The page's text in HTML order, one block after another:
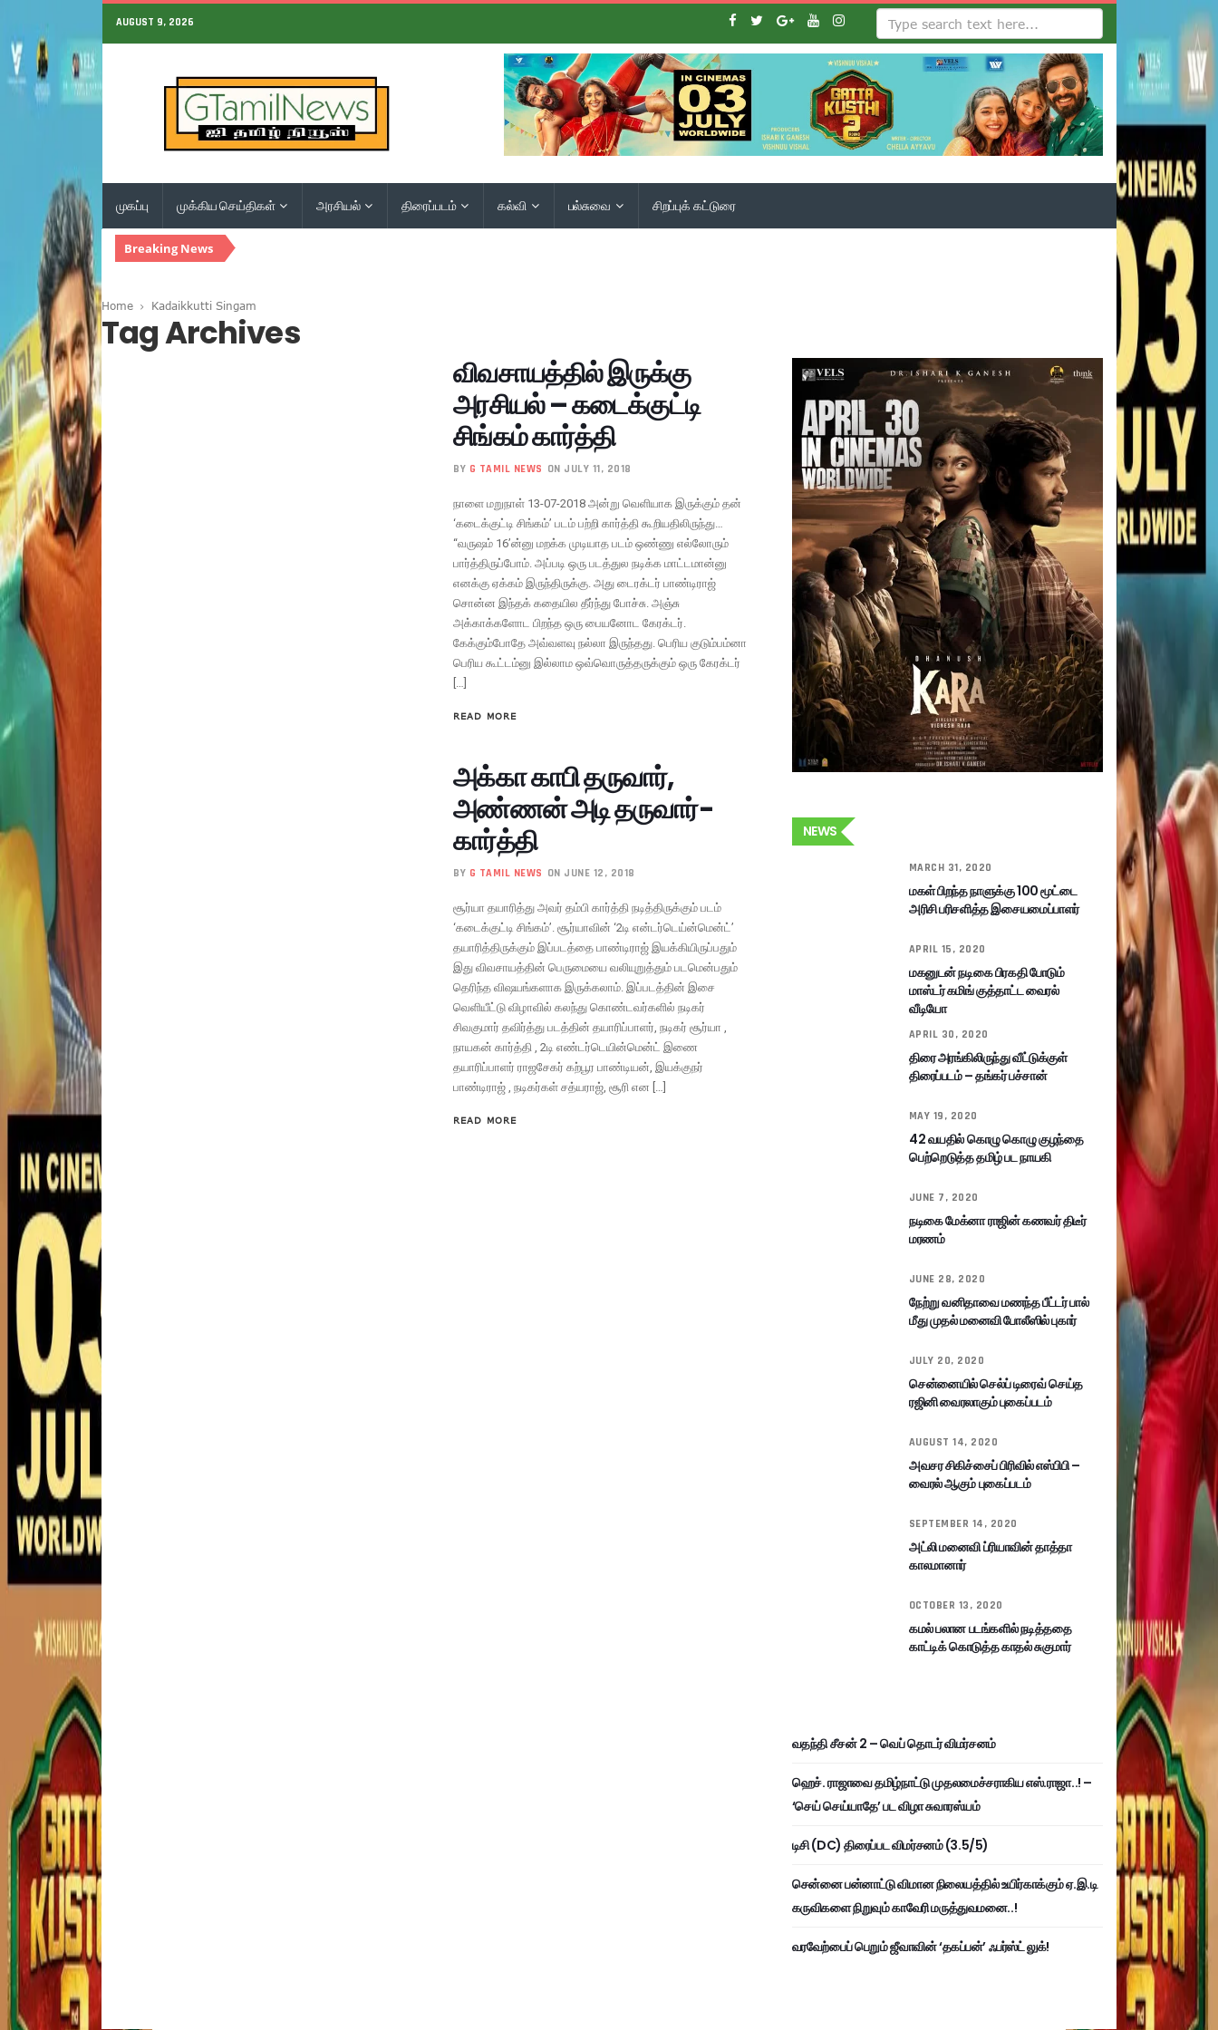
AUGUST 9, 2026
முகப்பு முக்கிய செய்திகள் அரசியல் திரைப்படம் கல்வி பல்சுவை சிறப்புக் கட்டுரை
Breaking News
Home Kadaikkutti Singam
Tag Archives
விவசாயத்தில் இருக்கு
அரசியல் – கடைக்குட்டி
சிங்கம் கார்த்தி
BY G TAMIL NEWS ON JULY 11, 2018
நாளை மறுநாள் 13-07-2018 அன்று வெளியாக இருக்கும் தன்
‘கடைக்குட்டி சிங்கம்’ படம் பற்றி கார்த்தி கூறியதிலிருந்து…
“வருஷம் 16’ன்னு மறக்க முடியாத படம் ஒண்ணு எல்லோரும்
பார்த்திருப்போம். அப்படி ஒரு படத்துல நடிக்க மாட்டமான்னு
எனக்கு ஏக்கம் இருந்திருக்கு. அது டைரக்டர் பாண்டிராஜ்
சொன்ன இந்தக் கதையில தீர்ந்து போச்சு. அஞ்சு
அக்காக்களோட பிறந்த ஒரு பையனோட கேரக்டர்.
கேக்கும்போதே அவ்வளவு நல்லா இருந்தது. பெரிய குடும்பம்னா
பெரிய கூட்டம்னு இல்லாம ஒவ்வொருத்தருக்கும் ஒரு கேரக்டர்
[…]
READ MORE
அக்கா காபி தருவார்,
அண்ணன் அடி தருவார்-
கார்த்தி
BY G TAMIL NEWS ON JUNE 12, 2018
சூர்யா தயாரித்து அவர் தம்பி கார்த்தி நடித்திருக்கும் படம்
‘கடைக்குட்டி சிங்கம்’. சூர்யாவின் ‘2டி என்டர்டெய்ன்மென்ட்’
தயாரித்திருக்கும் இப்படத்தை பாண்டிராஜ் இயக்கியிருப்பதும்
இது விவசாயத்தின் பெருமையை வலியுறுத்தும் படமென்பதும்
தெரிந்த விஷயங்களாக இருக்கலாம். இப்படத்தின் இசை
வெளியீட்டு விழாவில் கலந்து கொண்டவர்களில் நடிகர்
சிவகுமார் தவிர்த்து படத்தின் தயாரிப்பாளர், நடிகர் சூர்யா ,
நாயகன் கார்த்தி , 2டி எண்டர்டெயின்மென்ட் இணை
தயாரிப்பாளர் ராஜசேகர் கற்பூர பாண்டியன், இயக்குநர்
பாண்டிராஜ் , நடிகர்கள் சத்யராஜ், சூரி என […]
READ MORE
NEWS
MARCH 31, 2020
மகள் பிறந்த நாளுக்கு 100 மூட்டை
அரிசி பரிசளித்த இசையமைப்பாளர்
APRIL 15, 2020
மகனுடன் நடிகை பிரகதி போடும்
மாஸ்டர் கமிங் குத்தாட்ட வைரல்
வீடியோ
APRIL 30, 2020
திரை அரங்கிலிருந்து வீட்டுக்குள்
திரைப்படம் – தங்கர் பச்சான்
MAY 19, 2020
42 வயதில் கொழு கொழு குழந்தை
பெற்றெடுத்த தமிழ் பட நாயகி
JUNE 7, 2020
நடிகை மேக்னா ராஜின் கணவர் திடீர்
மரணம்
JUNE 28, 2020
நேற்று வனிதாவை மணந்த பீட்டர் பால்
மீது முதல் மனைவி போலீஸில் புகார்
JULY 20, 2020
சென்னையில் செல்ப் டிரைவ் செய்த
ரஜினி வைரலாகும் புகைப்படம்
AUGUST 14, 2020
அவசர சிகிச்சைப் பிரிவில் எஸ்பிபி –
வைரல் ஆகும் புகைப்படம்
SEPTEMBER 14, 2020
அட்லி மனைவி ப்ரியாவின் தாத்தா
காலமானார்
OCTOBER 13, 2020
கமல் பலான படங்களில் நடித்ததை
காட்டிக் கொடுத்த காதல் சுகுமார்
வதந்தி சீசன் 2 – வெப் தொடர் விமர்சனம்
ஹெச். ராஜாவை தமிழ்நாட்டு முதலமைச்சராகிய எஸ்.ராஜா..! –
‘செய் செய்யாதே’ பட விழா சுவாரஸ்யம்
டிசி (DC) திரைப்பட விமர்சனம் (3.5/5)
சென்னை பன்னாட்டு விமான நிலையத்தில் உயிர்காக்கும் ஏ.இ.டி
கருவிகளை நிறுவும் காவேரி மருத்துவமனை..!
வரவேற்பைப் பெறும் ஜீவாவின் ‘தகப்பன்’ ஃபர்ஸ்ட் லுக்!